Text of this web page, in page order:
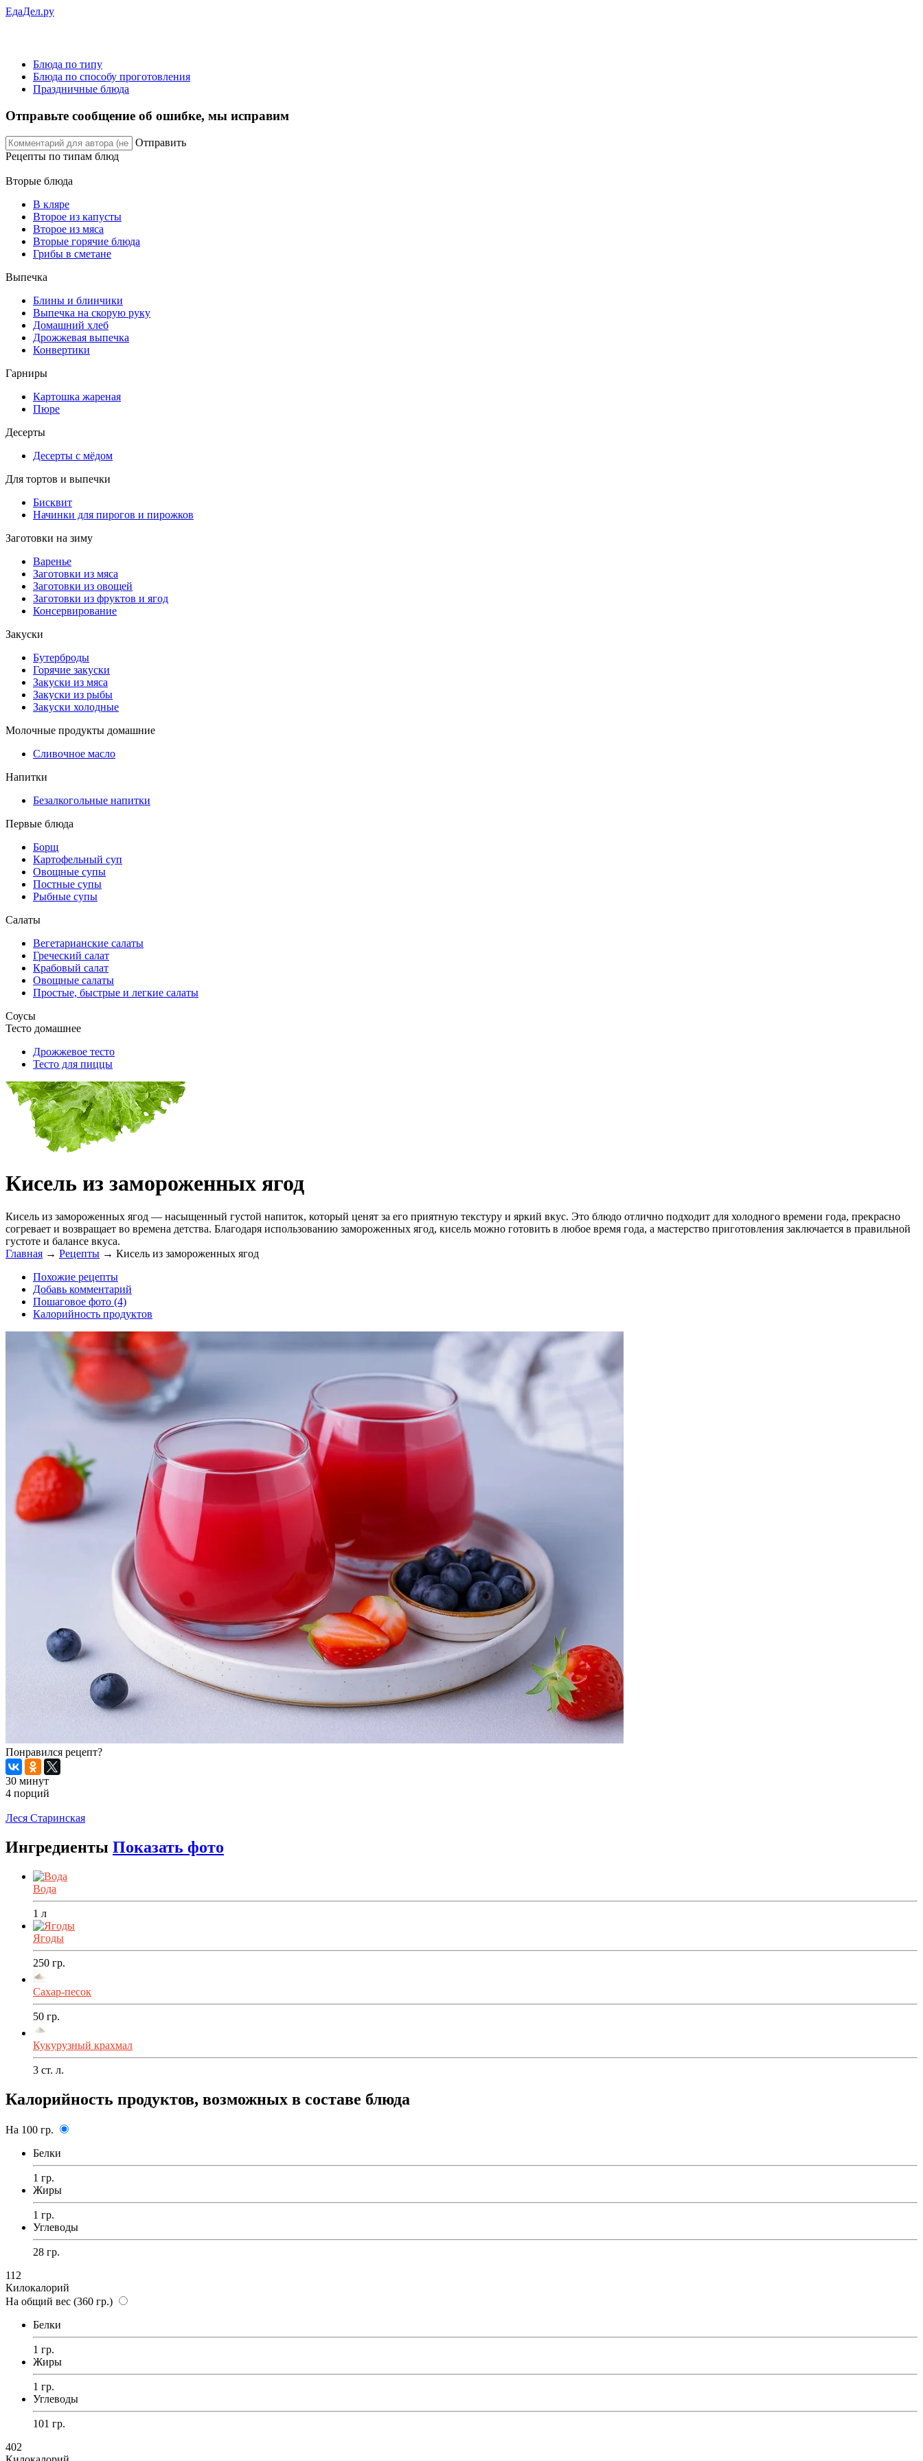
ЕдаДел.ру
Блюда по типу
Блюда по способу проготовления
Праздничные блюда
Отправьте сообщение об ошибке, мы исправим
Отправить
Рецепты по типам блюд
Вторые блюда
В кляре
Второе из капусты
Второе из мяса
Вторые горячие блюда
Грибы в сметане
Выпечка
Блины и блинчики
Выпечка на скорую руку
Домашний хлеб
Дрожжевая выпечка
Конвертики
Гарниры
Картошка жареная
Пюре
Десерты
Десерты с мёдом
Для тортов и выпечки
Бисквит
Начинки для пирогов и пирожков
Заготовки на зиму
Варенье
Заготовки из мяса
Заготовки из овощей
Заготовки из фруктов и ягод
Консервирование
Закуски
Бутерброды
Горячие закуски
Закуски из мяса
Закуски из рыбы
Закуски холодные
Молочные продукты домашние
Сливочное масло
Напитки
Безалкогольные напитки
Первые блюда
Борщ
Картофельный суп
Овощные супы
Постные супы
Рыбные супы
Салаты
Вегетарианские салаты
Греческий салат
Крабовый салат
Овощные салаты
Простые, быстрые и легкие салаты
Соусы
Тесто домашнее
Дрожжевое тесто
Тесто для пиццы
Кисель из замороженных ягод
Кисель из замороженных ягод — насыщенный густой напиток, который ценят за его приятную текстуру и яркий вкус. Это блюдо отлично подходит для холодного времени года, прекрасно
согревает и возвращает во времена детства. Благодаря использованию замороженных ягод, кисель можно готовить в любое время года, а мастерство приготовления заключается в правильной
густоте и балансе вкуса.
Главная → Рецепты → Кисель из замороженных ягод
Похожие рецепты
Добавь комментарий
Пошаговое фото (4)
Калорийность продуктов
Понравился рецепт?
30 минут
4 порций
Леся Старинская
Ингредиенты Показать фото
Вода
1 л
Ягоды
250 гр.
Сахар-песок
50 гр.
Кукурузный крахмал
3 ст. л.
Калорийность продуктов, возможных в составе блюда
На 100 гр.
Белки
1 гр.
Жиры
1 гр.
Углеводы
28 гр.
112
Килокалорий
На общий вес (360 гр.)
Белки
1 гр.
Жиры
1 гр.
Углеводы
101 гр.
402